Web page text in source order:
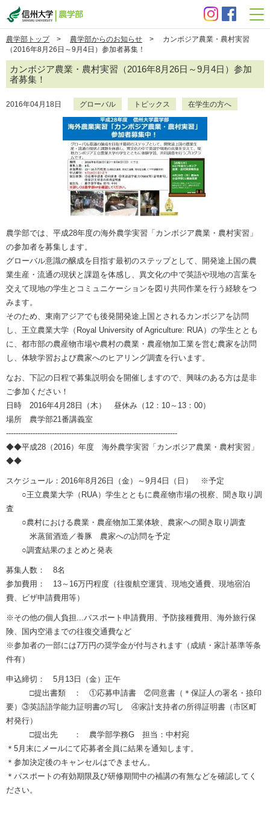
農学部トップ> 農学部からのお知らせ > カンボジア農業・農村実習
（2016年8月26日～9月4日）参加者募集！
カンボジア農業・農村実習（2016年8月26日～9月4日）参加
者募集！
2016年04月18日 グローバル トピックス 在学生の方へ
農学部では、平成28年度の海外農学実習「カンボジア農業・農村実習」
の参加者を募集します。
グローバル意識の醸成を目指す最初のステップとして、開発途上国の農
業生産・流通の現状と課題を体感し、異文化の中で英語や現地の言葉を
交えて現地の学生とコミュニケーションを図り共同作業を行う経験をつ
みます。
そのため、東南アジアでも後発開発途上国とされるカンボジアを訪問
し、王立農業大学（Royal University of Agriculture: RUA）の学生ととも
に、都市部の農産物市場や農村の農業・農産物加工業を営む農家を訪問
し、体験学習および農家へのヒアリング調査を行います。
なお、下記の日程で募集説明会を開催しますので、興味のある方は是非
ご参加ください！
日時 2016年4月28日（木） 昼休み（12：10～13：00）
場所 農学部21番講義室
-----------------------------------------------------------------------
◆◆平成28（2016）年度 海外農学実習「カンボジア農業・農村実習」
◆◆
スケジュール：2016年8月26日（金）～9月4日（日） ※予定
○王立農業大学（RUA）学生とともに農産物市場の視察、聞き取り調
査
○農村における農業・農産物加工業体験、農家への聞き取り調査
米蒸留酒造／養豚 農家への訪問を予定
○調査結果のまとめと発表
募集人数： 8名
参加費用： 13～16万円程度（往復航空運賃、現地交通費、現地宿泊
費、ビザ申請費用等）
※その他の個人負担...パスポート申請費用、予防接種費用、海外旅行保
険、国内空港までの往復交通費など
※参加者の一部には7万円の奨学金が付与されます（成績・家計基準等条
件有）
申込締切： 5月13日（金）正午
□提出書類 ： ①応募申請書 ②同意書（＊保証人の署名・捺印
要）③英語語学能力証明書の写し ④家計支持者の所得証明書（市区町
村発行）
□提出先 ： 農学部学務G 担当：中村宛
＊5月末にメールにて応募者全員に結果を通知します。
＊参加決定後のキャンセルはできません。
＊パスポートの有効期限及び研修期間中の補講の有無などを確認してく
ださい。